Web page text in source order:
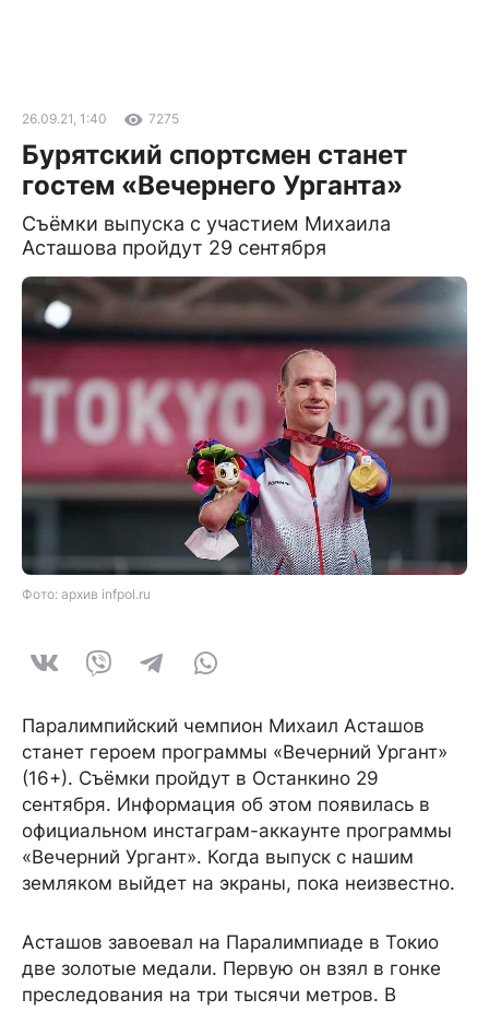
26.09.21, 1:40 7275
Бурятский спортсмен станет
гостем «Вечернего Урганта»
Съёмки выпуска с участием Михаила
Асташова пройдут 29 сентября
Фото: архив infpol.ru
Паралимпийский чемпион Михаил Асташов
станет героем программы «Вечерний Ургант»
(16+). Съёмки пройдут в Останкино 29
сентября. Информация об этом появилась в
официальном инстаграм-аккаунте программы
«Вечерний Ургант». Когда выпуск с нашим
земляком выйдет на экраны, пока неизвестно.
Асташов завоевал на Паралимпиаде в Токио
две золотые медали. Первую он взял в гонке
преследования на три тысячи метров. В